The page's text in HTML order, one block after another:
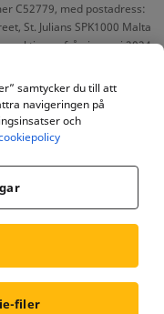
C52779, med postadress:
St. Julians SPK1000 Malta
från januari 2024
För hjälp och
Betfairs kundtjänst på
support.sv@betfair.com
.
samtycker du till att
navigeringen på
och
filer